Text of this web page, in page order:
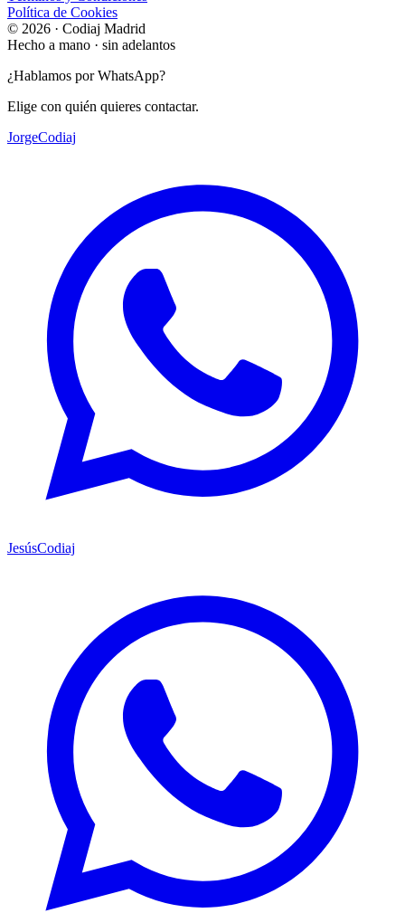
Política de Cookies
© 2026 · Codiaj Madrid
Hecho a mano · sin adelantos
¿Hablamos por WhatsApp?
Elige con quién quieres contactar.
JorgeCodiaj
JesúsCodiaj